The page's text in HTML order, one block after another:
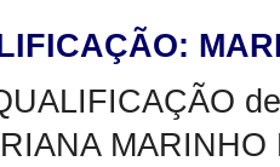
MARINHO